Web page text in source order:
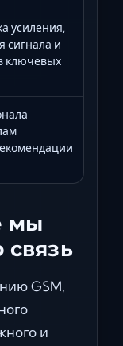
усиления,
сигнала и
ключевых
мы
связь
GSM,
и